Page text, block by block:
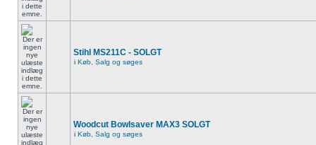
Stihl MS211C - SOLGT
i Køb, Salg og søges
Woodcut Bowlsaver MAX3 SOLGT
i Køb, Salg og søges